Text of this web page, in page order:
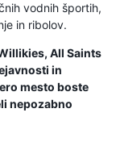
vodnih športih,
in ribolov.
All Saints
in
mesto boste
nepozabno